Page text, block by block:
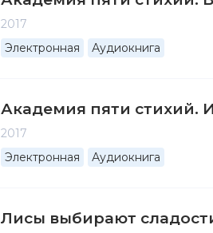
2017
Электронная
Аудиокнига
Академия пяти стихий.
2017
Электронная
Аудиокнига
Лисы выбирают